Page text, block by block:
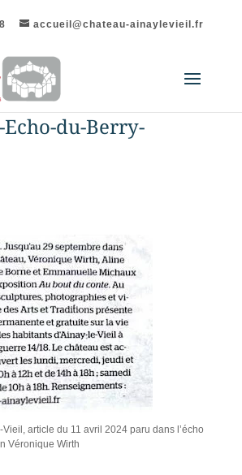
accueil@chateau-ainaylevieil.fr
Echo-du-Berry-
article du 11 avril 2024 paru dans l’écho
Véronique Wirth